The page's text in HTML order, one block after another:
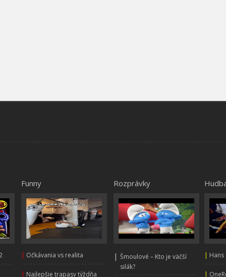
Funny
| Očkávania vs realita
| Najlepšie trapasy týždňa
Rozprávky
| Šmoulové – Kto je väčší
silák?
|
|